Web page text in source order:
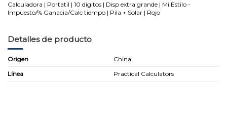
Calculadora | Portatil | 10 digitos | Disp extra grande | Mi Estilo -
Impuesto/% Ganacia/Calc tiempo | Pila + Solar | Rojo
Detalles de producto
Origen
China
Línea
Practical Calculators